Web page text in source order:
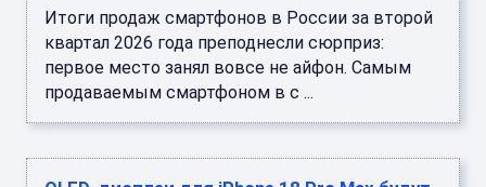
Итоги продаж смартфонов в России за второй
квартал 2026 года преподнесли сюрприз:
первое место занял вовсе не айфон. Самым
продаваемым смартфоном в с ...